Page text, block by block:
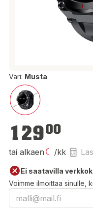
Väri: Musta
129,00 €
12900
tai alkaen /kk
Ei saatavilla
Voimme ilmoittaa sinulle,